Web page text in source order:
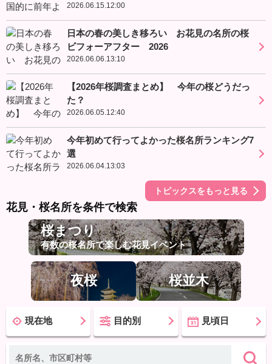
2026.06.15.12:00
日本の春の美しき移ろい お花見の名所の桜
ビフォーアフター 2026
2026.06.06.13:10
【2026年桜調査まとめ】 今年の桜どうだっ
た？
2026.06.05.12:40
今年初めて行ってよかった桜名所ランキング7
選
2026.06.04.13:03
トピックスをもっと見る
花見・桜名所を条件で検索
桜まつり
有数の桜名所で楽しむ花見イベント
夜桜 桜並木
現在地 目的別 見頃日